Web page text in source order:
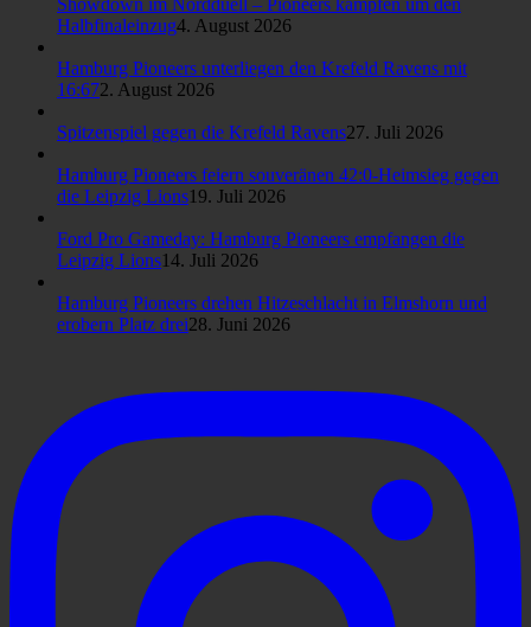
Halbfinaleinzug4. August 2026
Hamburg Pioneers unterliegen den Krefeld Ravens mit
16:672. August 2026
Spitzenspiel gegen die Krefeld Ravens27. Juli 2026
Hamburg Pioneers feiern souveränen 42:0-Heimsieg gegen
die Leipzig Lions19. Juli 2026
Ford Pro Gameday: Hamburg Pioneers empfangen die
Leipzig Lions14. Juli 2026
Hamburg Pioneers drehen Hitzeschlacht in Elmshorn und
erobern Platz drei28. Juni 2026